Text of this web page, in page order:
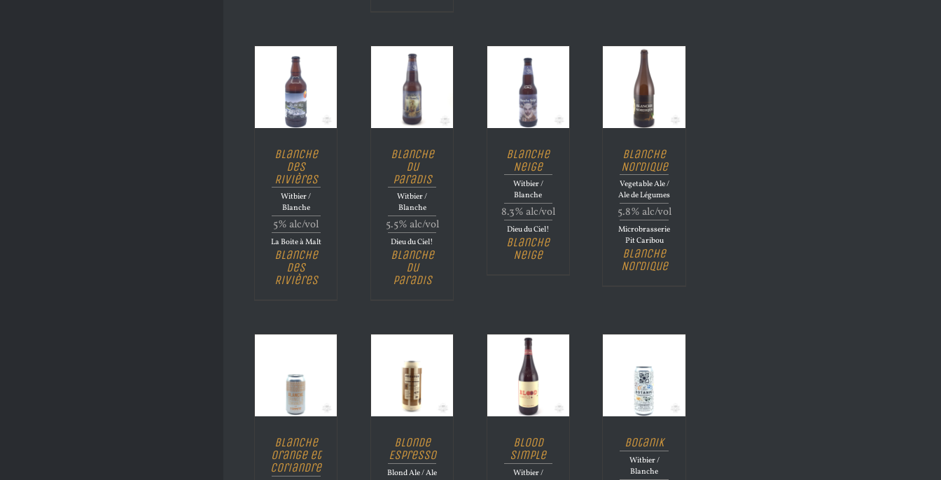
Blanche
Des
Rivières
Witbier /
Blanche
5% alc/vol
La Boite à Malt
Blanche
Des
Rivières
Blanche
du
Paradis
Witbier /
Blanche
5.5% alc/vol
Dieu du Ciel!
Blanche
du
Paradis
Blanche
Neige
Witbier /
Blanche
8.3% alc/vol
Dieu du Ciel!
Blanche
Neige
Blanche
Nordique
Vegetable Ale /
Ale de Légumes
5.8% alc/vol
Microbrasserie
Pit Caribou
Blanche
Nordique
Blanche
Orange et
Coriandre
Blonde
Espresso
Blond Ale / Ale
Blood
Simple
Witbier /
Botanik
Witbier /
Blanche